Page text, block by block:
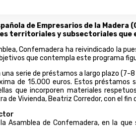
de Empresarios de la
territoriales y subsectoriales que
Confemadera ha reivindicado la
que contempla este programa
una serie de préstamos a largo plazo (7-
de 15.000 euros. Estos
que incorporen materiales
de Vivienda, Beatriz Corredor, con el
Asamblea de Confemadera, en la